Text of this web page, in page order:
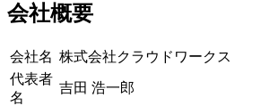
会社概要
会社名 株式会社クラウドワークス
代表者
名
吉田 浩一郎